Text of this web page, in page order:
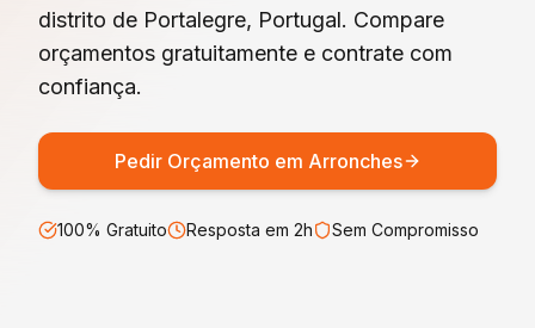
distrito de Portalegre, Portugal. Compare
orçamentos gratuitamente e contrate com
confiança.
Pedir Orçamento em Arronches
100% Gratuito Resposta em 2h Sem Compromisso